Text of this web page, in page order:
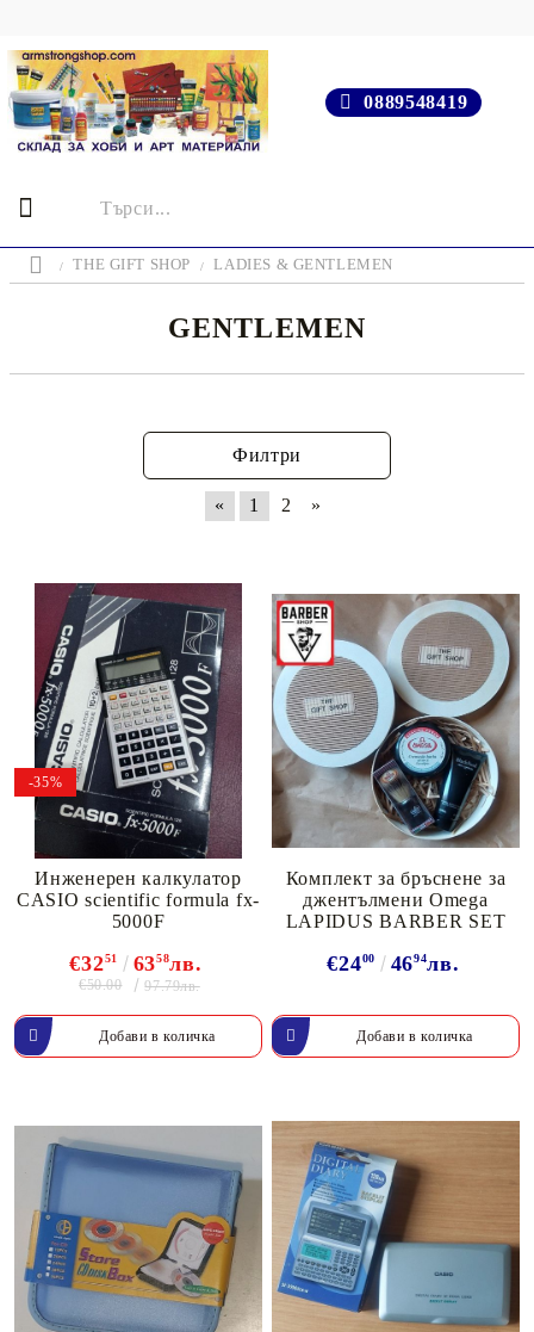
0889548419
THE GIFT SHOP LADIES & GENTLEMEN
GENTLEMEN
Филтри
« 1 2 »
-35%
Инженерен калкулатор
CASIO scientific formula fx-
5000F
€3251 6358лв.
€50.00 97.79лв.
Комплект за бръснене за
джентълмени Omega
LAPIDUS BARBER SET
€2400 4694лв.